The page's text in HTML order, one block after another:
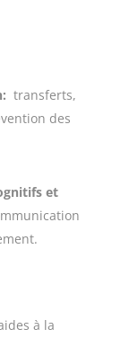
: transferts,
des
et
à la